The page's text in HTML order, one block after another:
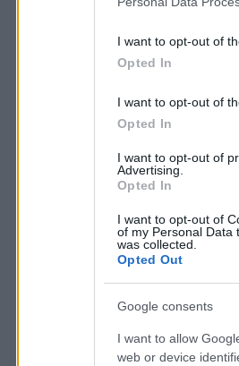
I want to opt-out of
Opted In
I want to opt-out of
Opted In
I want to opt-out of
Advertising.
Opted In
I want to opt-out of
of my Personal Data
was collected.
Opted Out
Google consents
I want to allow
web or device